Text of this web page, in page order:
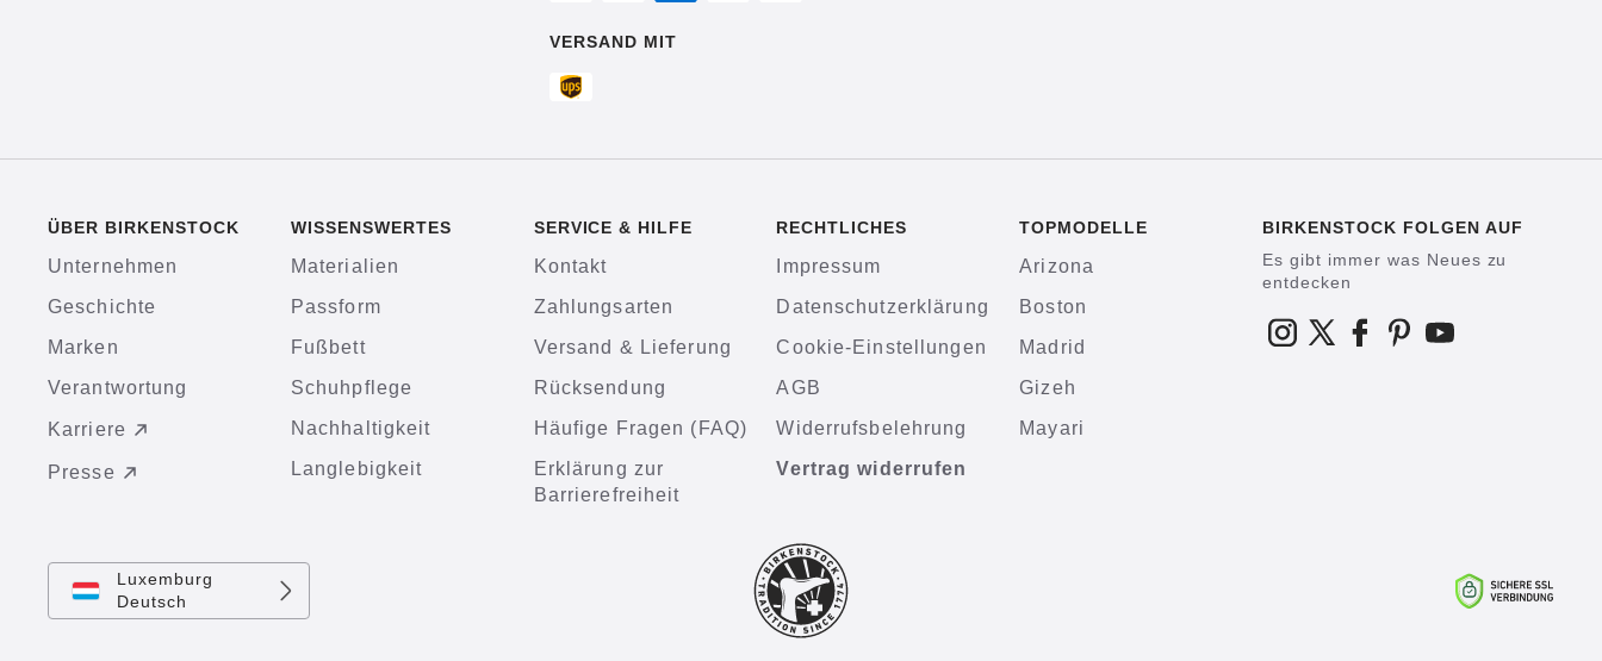
VERSAND MIT
ÜBER BIRKENSTOCK
Unternehmen
Geschichte
Marken
Verantwortung
Karriere
Presse
WISSENSWERTES
Materialien
Passform
Fußbett
Schuhpflege
Nachhaltigkeit
Langlebigkeit
SERVICE & HILFE
Kontakt
Zahlungsarten
Versand & Lieferung
Rücksendung
Häufige Fragen (FAQ)
Erklärung zur
Barrierefreiheit
RECHTLICHES
Impressum
Datenschutzerklärung
Cookie-Einstellungen
AGB
Widerrufsbelehrung
Vertrag widerrufen
TOPMODELLE
Arizona
Boston
Madrid
Gizeh
Mayari
BIRKENSTOCK FOLGEN AUF
Es gibt immer was Neues zu
entdecken
Luxemburg
Deutsch